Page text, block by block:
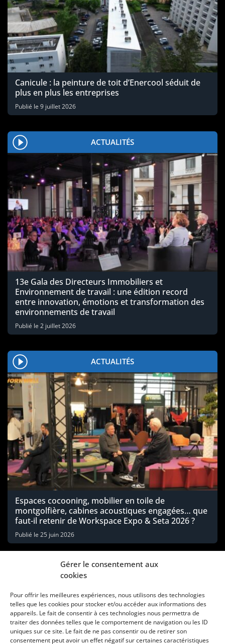
Gérer le consentement aux
cookies
Pour offrir les meilleures expériences, nous utilisons des technologies
telles que les cookies pour stocker et/ou accéder aux informations des
appareils. Le fait de consentir à ces technologies nous permettra de
traiter des données telles que le comportement de navigation ou les ID
uniques sur ce site. Le fait de ne pas consentir ou de retirer son
consentement peut avoir un effet négatif sur certaines caractéristiques
Canicule : la peinture de toit d’Enercool séduit de
plus en plus les entreprises
Publié le 9 juillet 2026
ACTUALITÉS
13e Gala des Directeurs Immobiliers et
Environnement de travail : une édition record
entre innovation, émotions et transformation des
environnements de travail
Publié le 2 juillet 2026
ACTUALITÉS
Espaces cocooning, mobilier en toile de
montgolfière, cabines acoustiques engagées… que
faut-il retenir de Workspace Expo & Seta 2026 ?
Publié le 25 juin 2026